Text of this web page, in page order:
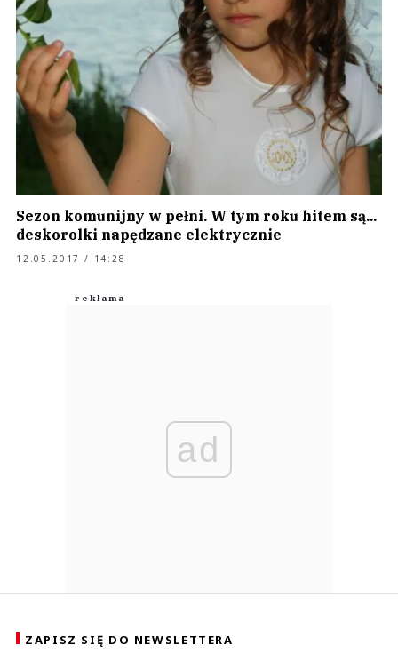
Sezon komunijny w pełni. W tym roku hitem są...
deskorolki napędzane elektrycznie
12.05.2017 / 14:28
ad
ZAPISZ SIĘ DO NEWSLETTERA